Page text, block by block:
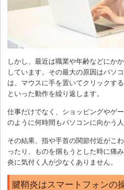
しかし、最近は職業や年齢などにか
しています。その最大の原因はパソ
は、マウスに手を置いてクリックす
といった動作を繰り返します。
仕事だけでなく、ショッピングやゲ
のように何時間もパソコンに向かう
その結果、指や手首の関節付近がこ
ったり、ものを掴もうとした時に痛
炎に気付く人が少なくありません。
腱鞘炎はスマートフォンの